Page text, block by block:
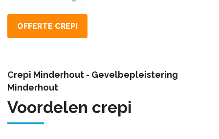
OFFERTE CREPI
Crepi Minderhout - Gevelbepleistering
Minderhout
Voordelen crepi